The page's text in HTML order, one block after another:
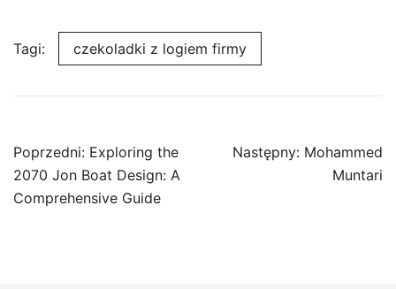
Tagi: czekoladki z logiem firmy
Nawigacja
wpisu
Poprzedni: Exploring the
2070 Jon Boat Design: A
Comprehensive Guide
Następny: Mohammed
Muntari